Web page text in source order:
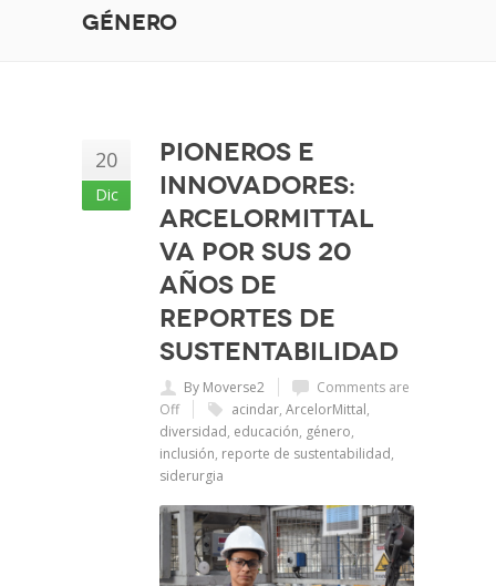
género
20
Dic
Pioneros e
innovadores:
ArcelorMittal
va por sus 20
años de
reportes de
sustentabilidad
By Moverse2
Comments are
Off
acindar, ArcelorMittal,
diversidad, educación, género,
inclusión, reporte de sustentabilidad,
siderurgia